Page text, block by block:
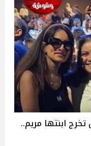
ابنتها مريم..